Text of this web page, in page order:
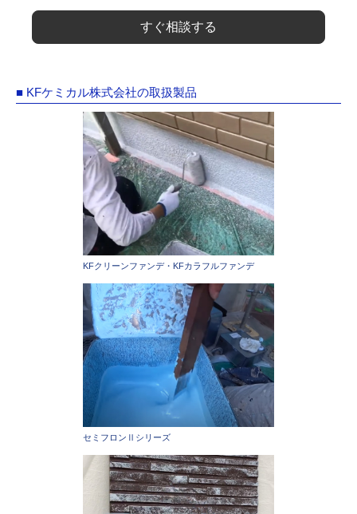
すぐ相談する
■ KFケミカル株式会社の取扱製品
KFクリーンファンデ・KFカラフルファンデ
セミフロンⅡシリーズ